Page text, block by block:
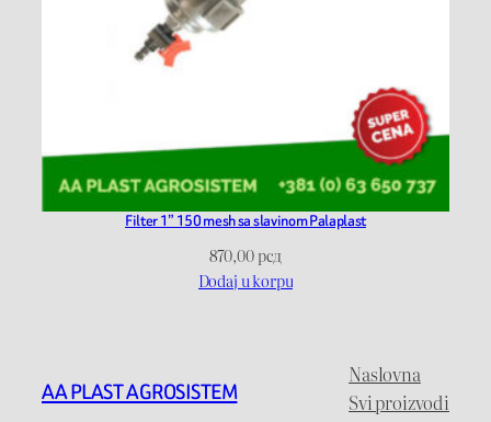
Filter 1” 150 mesh sa slavinom Palaplast
870,00рсд
Dodaj u korpu
AA PLAST AGROSISTEM
Naslovna
Svi proizvodi